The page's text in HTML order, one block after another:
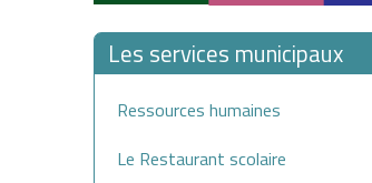
Les services municipaux
Ressources humaines
Le Restaurant scolaire